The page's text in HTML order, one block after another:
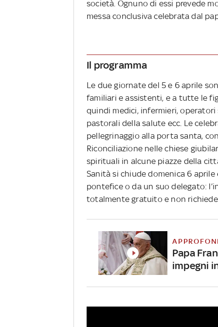
società. Ognuno di essi prevede
messa conclusiva celebrata dal
Il programma
Le due giornate del 5 e 6 aprile
familiari e assistenti, e a tutte le
quindi medici, infermieri,
pastorali della salute ecc. Le
pellegrinaggio alla porta santa,
Riconciliazione nelle chiese
spirituali in alcune piazze della
Sanità si chiude domenica 6
pontefice o da un suo delegato:
totalmente gratuito e non
Papa
impegni